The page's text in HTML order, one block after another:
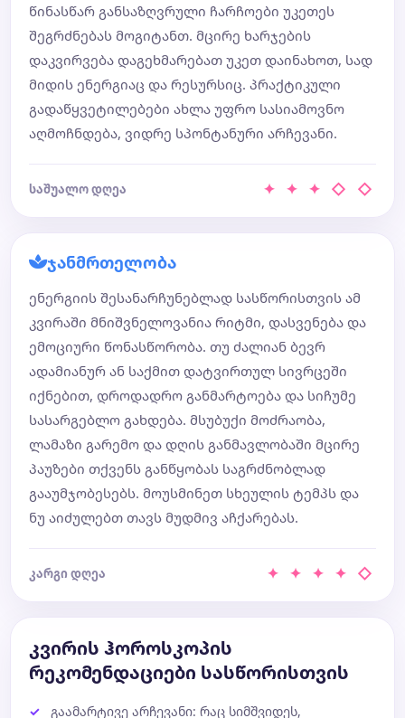
წინასწარ განსაზღვრული ჩარჩოები უკეთეს
შეგრძნებას მოგიტანთ. მცირე ხარჯების
დაკვირვება დაგეხმარებათ უკეთ დაინახოთ, სად
მიდის ენერგიაც და რესურსიც. პრაქტიკული
გადაწყვეტილებები ახლა უფრო სასიამოვნო
აღმოჩნდება, ვიდრე სპონტანური არჩევანი.
საშუალო დღეა ✦ ✦ ✦ ◇ ◇
ჯანმრთელობა
ენერგიის შესანარჩუნებლად სასწორისთვის ამ
კვირაში მნიშვნელოვანია რიტმი, დასვენება და
ემოციური წონასწორობა. თუ ძალიან ბევრ
ადამიანურ ან საქმით დატვირთულ სივრცეში
იქნებით, დროდადრო განმარტოება და სიჩუმე
სასარგებლო გახდება. მსუბუქი მოძრაობა,
ლამაზი გარემო და დღის განმავლობაში მცირე
პაუზები თქვენს განწყობას საგრძნობლად
გააუმჯობესებს. მოუსმინეთ სხეულის ტემპს და
ნუ აიძულებთ თავს მუდმივ აჩქარებას.
კარგი დღეა ✦ ✦ ✦ ✦ ◇
კვირის ჰოროსკოპის
რეკომენდაციები სასწორისთვის
გაამარტივე არჩევანი: რაც სიმშვიდეს,